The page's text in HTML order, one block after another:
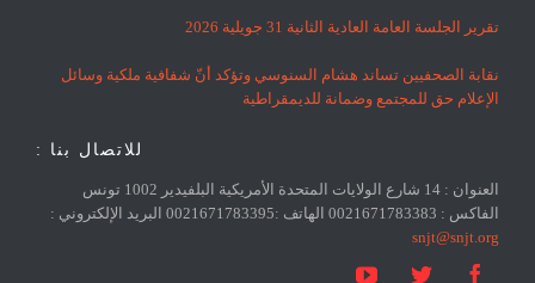
تقرير الجلسة العامة العادية الثانية 31 جويلية 2026
نقابة الصحفيين تساند هشام السنوسي وتؤكد أنّ شفافية ملكية وسائل
الإعلام حق للمجتمع وضمانة للديمقراطية
للاتصال بنا :
العنوان : 14 شارع الولايات المتحدة الأمريكية البلفيدير 1002 تونس
الفاكس : 0021671783383 الهاتف :0021671783395 البريد الإلكتروني :
snjt@snjt.org


